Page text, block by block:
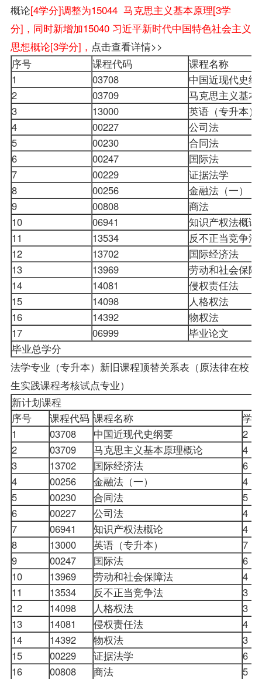
概论[4学分]调整为15044 马克思主义基本原理[3学
分]，同时新增加15040 习近平新时代中国特色社会主义
思想概论[3学分]， 点击查看详情>>
序号 课程代码
课程名称
1
03708
中国近现代史纲
2
03709
马克思主义基本
3
13000
英语（专升本）
4
00227
公司法
5
00230
合同法
6
00247
国际法
7
00229
证据法学
8
00256
金融法（一）
9
00808
商法
10
06941
知识产权法概论
11
13534
反不正当竞争法
12
13702
国际经济法
13
13969
劳动和社会保障
14
14081
侵权责任法
15
14098
人格权法
16
14392
物权法
17
06999
毕业论文
毕业总学分
法学专业（专升本）新旧课程顶替关系表（原法律在校
生实践课程考核试点专业）
新计划课程
序号
课程代码 课程名称
学分
1
03708 中国近现代史纲要
2
2
03709 马克思主义基本原理概论
4
3
13702 国际经济法
6
4
00256 金融法（一）
4
5
00230 合同法
5
6
00227 公司法
4
7
06941 知识产权法概论
4
8
13000 英语（专升本）
7
9
00247 国际法
6
10
13969 劳动和社会保障法
4
11
13534 反不正当竞争法
3
12
14098 人格权法
3
13
14081 侵权责任法
4
14
14392 物权法
3
15
00229 证据法学
6
16
00808 商法
5